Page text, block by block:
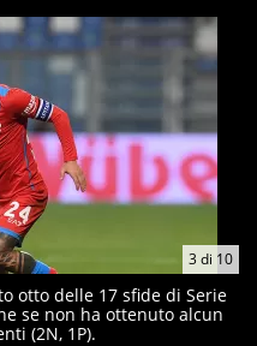
3di 10
otto delle 17 sfide di Serie
se non ha ottenuto alcun
(2N, 1P).